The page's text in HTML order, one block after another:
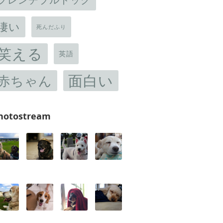
い 死んだふり
える 英語
ちゃん 面白い